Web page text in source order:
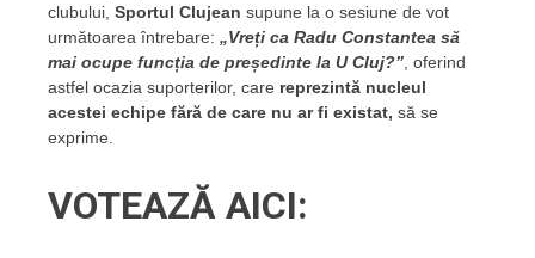
clubului, Sportul Clujean supune la o sesiune de vot
următoarea întrebare: „Vreți ca Radu Constantea să
mai ocupe funcția de președinte la U Cluj?” , oferind
astfel ocazia suporterilor, care reprezintă nucleul
acestei echipe fără de care nu ar fi existat, să se
exprime.
VOTEAZĂ AICI: